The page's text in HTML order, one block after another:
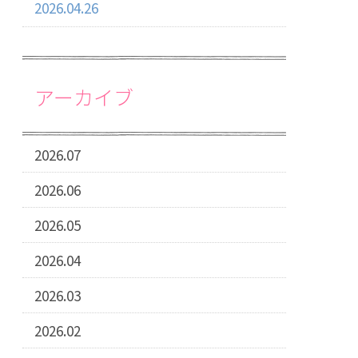
2026.04.26
アーカイブ
2026.07
2026.06
2026.05
2026.04
2026.03
2026.02